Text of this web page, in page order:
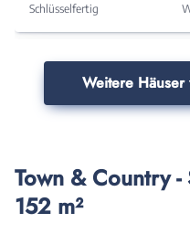
Schlüsselfertig
Weitere Häuser
Town & Country
152 m²